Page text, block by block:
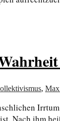
,